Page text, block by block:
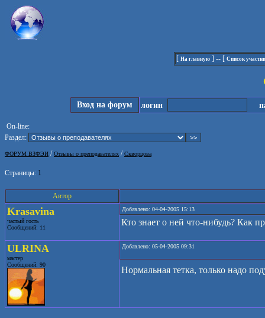
[ На главную ] -- [ Список
Вход на форум логин
On-line:
Раздел:
ФОРУМ ВЗФЭИ /Отзывы о преподавателях /Скворцова
Страницы: 1
Автор
Krasavina
частый гость
Сообщений: 11
Добавлено: 04-04-2005 15:13
Кто знает о ней что-нибудь? Как
ULRINA
мастер
Сообщений: 90
Добавлено: 05-04-2005 09:31
Нормальная тетка, только надо